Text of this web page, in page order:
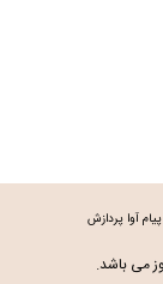
آوا پردازش
می باشد.